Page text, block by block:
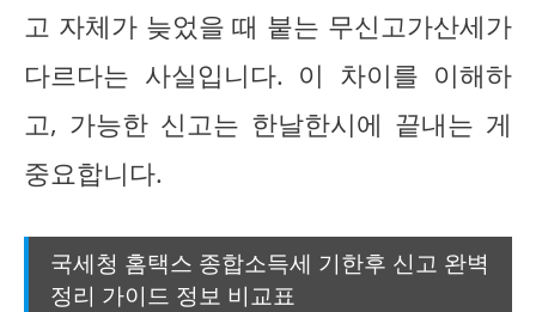
고 자체가 늦었을 때 붙는 무신고가산세가
다르다는 사실입니다. 이 차이를 이해하
고, 가능한 신고는 한날한시에 끝내는 게
중요합니다.
국세청 홈택스 종합소득세 기한후 신고 완벽
정리 가이드 정보 비교표